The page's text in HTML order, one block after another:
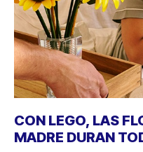
CON LEGO, LAS
MADRE DURAN